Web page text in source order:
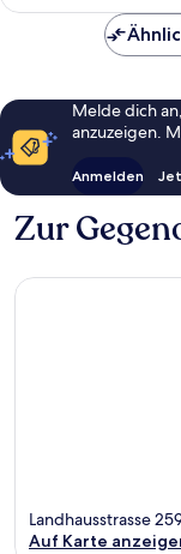
Melde dich
anzuzeigen.
Anmelden
Zur
Landhausstrasse
Auf Karte